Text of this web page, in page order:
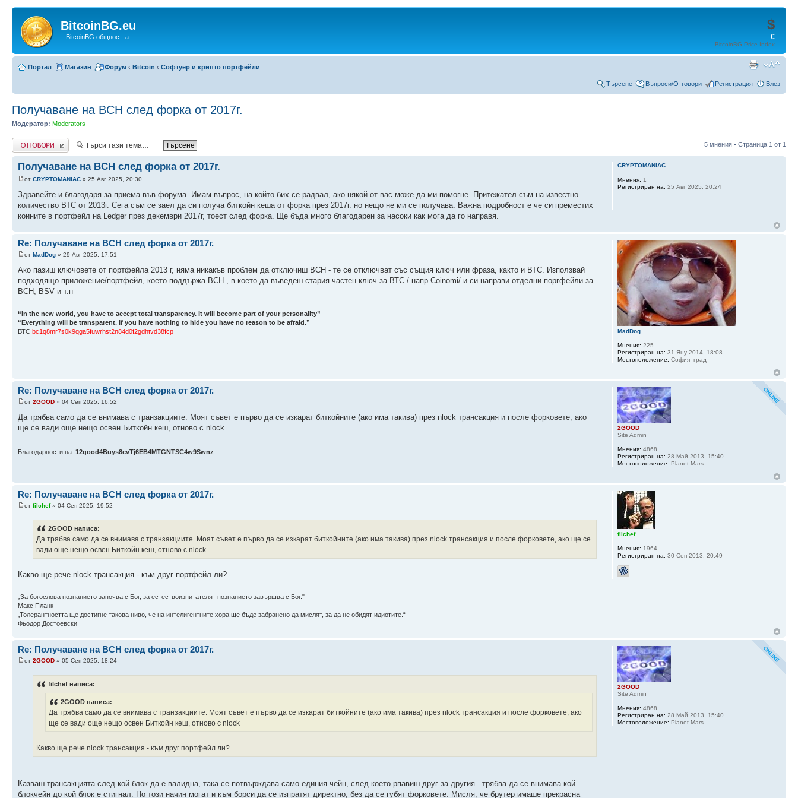
BitcoinBG.eu
:: BitcoinBG общността ::
$
€
BitcoinBG Price Index
Портал Магазин Форум ‹ Bitcoin ‹ Софтуер и крипто портфейли
Търсене Въпроси/Отговори Регистрация Влез
Получаване на BCH след форка от 2017г.
Модератор: Moderators
Напиши коментар 5 мнения • Страница 1 от 1
Получаване на BCH след форка от 2017г.
от CRYPTOMANIAC » 25 Авг 2025, 20:30
Здравейте и благодаря за приема във форума. Имам въпрос, на който бих се радвал, ако някой от вас може да ми помогне. Притежател съм на известно
количество ВТС от 2013г. Сега съм се заел да си получа биткойн кеша от форка през 2017г. но нещо не ми се получава. Важна подробност е че си преместих
коините в портфейл на Ledger през декември 2017г, тоест след форка. Ще бъда много благодарен за насоки как мога да го направя.
CRYPTOMANIAC
Мнения: 1
Регистриран на: 25 Авг 2025, 20:24
Re: Получаване на BCH след форка от 2017г.
от MadDog » 29 Авг 2025, 17:51
Ако пазиш ключовете от портфейла 2013 г, няма никакъв проблем да отключиш ВСН - те се отключват със същия ключ или фраза, както и ВТС. Използвай
подходящо приложение/портфейл, което поддържа ВСН , в което да въведеш стария частен ключ за ВТС / напр Coinomi/ и си направи отделни поргфейли за
ВСН, BSV и т.н
“In the new world, you have to accept total transparency. It will become part of your personality”
“Everything will be transparent. If you have nothing to hide you have no reason to be afraid.”
ВТС bc1q8mr7s0k9qga5fuwrhst2n84d0f2gdhtvd38fcp MadDog
Мнения: 225
Регистриран на: 31 Яну 2014, 18:08
Местоположение: София -град
Re: Получаване на BCH след форка от 2017г.
от 2GOOD » 04 Сеп 2025, 16:52
Да трябва само да се внимава с транзакциите. Моят съвет е първо да се изкарат биткойните (ако има такива) през nlock трансакция и после форковете, ако
ще се вади още нещо освен Биткойн кеш, отново с nlock
Благодарности на: 12good4Buys8cvTj6EB4MTGNTSC4w9Swnz
2GOOD
Site Admin
Мнения: 4868
Регистриран на: 28 Май 2013, 15:40
Местоположение: Planet Mars
Re: Получаване на BCH след форка от 2017г.
от filchef» 04 Сеп 2025, 19:52
2GOOD написа:
Да трябва само да се внимава с транзакциите. Моят съвет е първо да се изкарат биткойните (ако има такива) през nlock трансакция и после форковете, ако ще се
вади още нещо освен Биткойн кеш, отново с nlock
Какво ще рече nlock трансакция - към друг портфейл ли?
„За богослова познанието започва с Бог, за естествоизпитателят познанието завършва с Бог."
Макс Планк
„Толерантността ще достигне такова ниво, че на интелигентните хора ще бъде забранено да мислят, за да не обидят идиотите.“
Фьодор Достоевски
filchef
Мнения: 1964
Регистриран на: 30 Сеп 2013, 20:49
Re: Получаване на BCH след форка от 2017г.
от 2GOOD » 05 Сеп 2025, 18:24
filchef написа:
2GOOD написа:
Да трябва само да се внимава с транзакциите. Моят съвет е първо да се изкарат биткойните (ако има такива) през nlock трансакция и после форковете, ако
ще се вади още нещо освен Биткойн кеш, отново с nlock
Какво ще рече nlock трансакция - към друг портфейл ли?
Казваш трансакцията след кой блок да е валидна, така се потвърждава само единия чейн, след което рпавиш друг за другия.. трябва да се внимава кой
блокчейн до кой блок е стигнал. По този начин могат и към борси да се изпратят директно, без да се губят форковете. Мисля, че брутер имаше прекрасна
2GOOD
Site Admin
Мнения: 4868
Регистриран на: 28 Май 2013, 15:40
Местоположение: Planet Mars